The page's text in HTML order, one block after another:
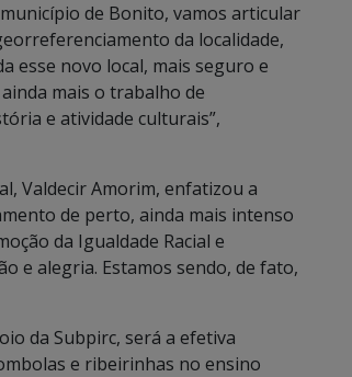
de Bonito, vamos articular
da localidade,
esse novo local, mais seguro e
mais o trabalho de
e atividade culturais”,
Valdecir Amorim, enfatizou a
de perto, ainda mais intenso
da Igualdade Racial e
e alegria. Estamos sendo, de fato,
da Subpirc, será a efetiva
e ribeirinhas no ensino